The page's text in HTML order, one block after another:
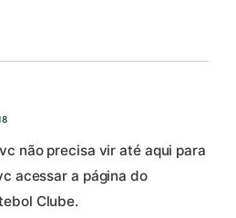
não precisa vir até aqui para
acessar a página do
Clube.